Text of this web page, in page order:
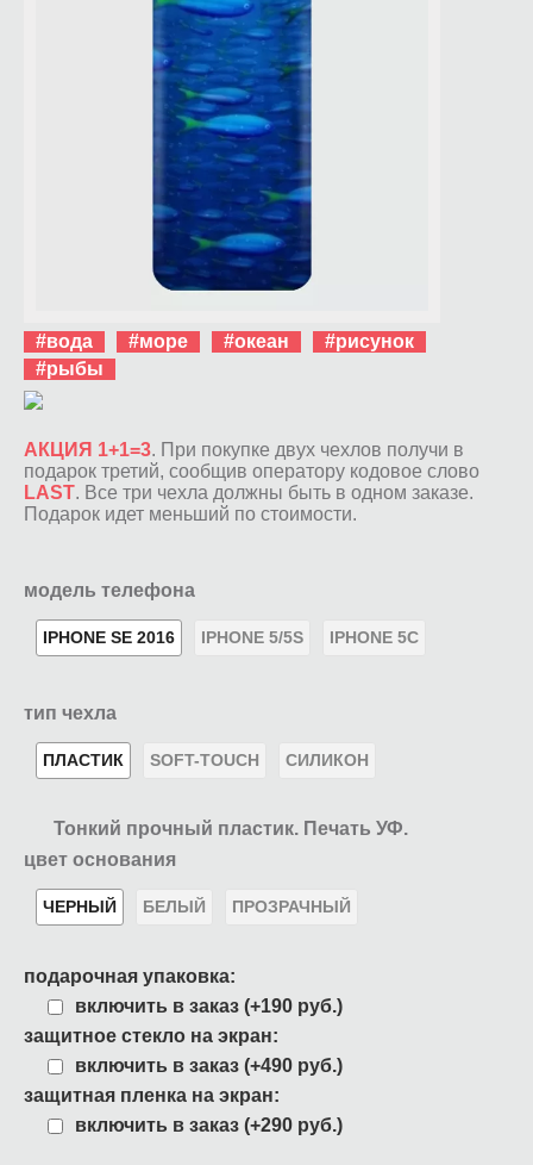
#вода #море #океан
#рисунок
#рыбы
АКЦИЯ 1+1=3. При покупке двух чехлов получи в
подарок третий, сообщив оператору кодовое слово
LAST. Все три чехла должны быть в одном заказе.
Подарок идет меньший по стоимости.
модель телефона
IPHONE SE 2016 IPHONE 5/5S IPHONE 5C
тип чехла
ПЛАСТИК SOFT-TOUCH СИЛИКОН
Тонкий прочный пластик. Печать УФ.
цвет основания
ЧЕРНЫЙ БЕЛЫЙ ПРОЗРАЧНЫЙ
подарочная упаковка:
включить в заказ (+190 руб.)
защитное стекло на экран:
включить в заказ (+490 руб.)
защитная пленка на экран:
включить в заказ (+290 руб.)